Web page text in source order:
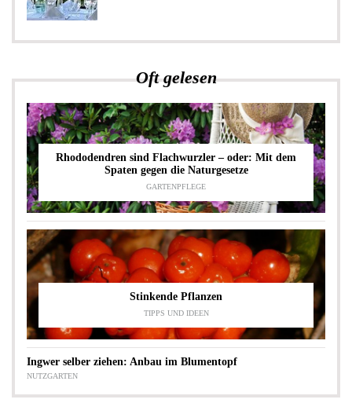
Oft gelesen
Rhododendren sind Flachwurzler – oder: Mit dem
Spaten gegen die Naturgesetze
GARTENPFLEGE
Stinkende Pflanzen
TIPPS UND IDEEN
Ingwer selber ziehen: Anbau im Blumentopf
NUTZGARTEN